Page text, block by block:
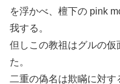
を浮かべ、檀下の pink
我する。
但しこの教祖はグルの
た。
二重の偽名は欺瞞に対